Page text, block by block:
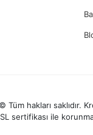
Tüm hakları saklıdır.
sertifikası ile